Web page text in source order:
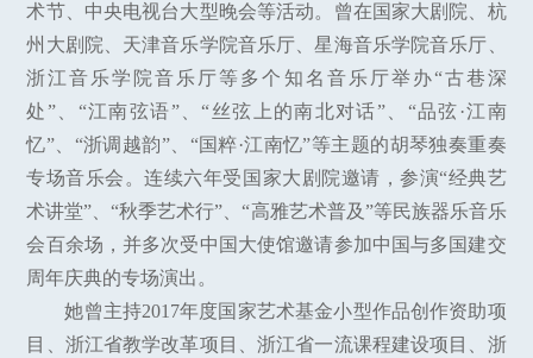
术节、中央电视台大型晚会等活动。曾在国家大剧院、杭
州大剧院、天津音乐学院音乐厅、星海音乐学院音乐厅、
浙江音乐学院音乐厅等多个知名音乐厅举办“古巷深
处”、“江南弦语”、“丝弦上的南北对话”、“品弦·江南
忆”、“浙调越韵”、“国粹·江南忆”等主题的胡琴独奏重奏
专场音乐会。连续六年受国家大剧院邀请，参演“经典艺
术讲堂”、“秋季艺术行”、“高雅艺术普及”等民族器乐音乐
会百余场，并多次受中国大使馆邀请参加中国与多国建交
周年庆典的专场演出。
她曾主持2017年度国家艺术基金小型作品创作资助项
目、浙江省教学改革项目、浙江省一流课程建设项目、浙